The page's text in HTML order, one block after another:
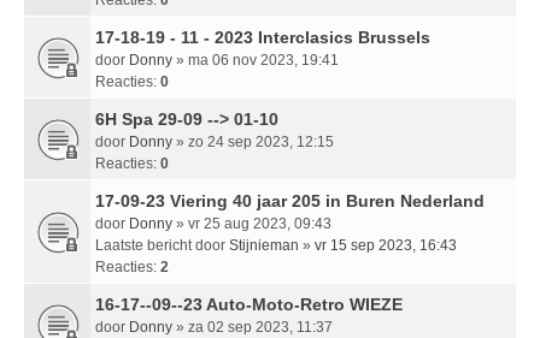
17-18-19 - 11 - 2023 Interclasics Brussels
door Donny » ma 06 nov 2023, 19:41
Reacties: 0
6H Spa 29-09 --> 01-10
door Donny » zo 24 sep 2023, 12:15
Reacties: 0
17-09-23 Viering 40 jaar 205 in Buren Nederland
door Donny » vr 25 aug 2023, 09:43
Laatste bericht door Stijnieman » vr 15 sep 2023, 16:43
Reacties: 2
16-17--09--23 Auto-Moto-Retro WIEZE
door Donny » za 02 sep 2023, 11:37